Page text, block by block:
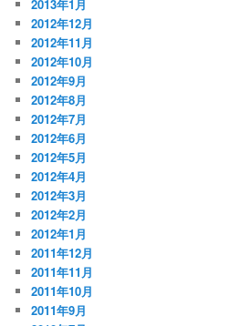
2013年1月
2012年12月
2012年11月
2012年10月
2012年9月
2012年8月
2012年7月
2012年6月
2012年5月
2012年4月
2012年3月
2012年2月
2012年1月
2011年12月
2011年11月
2011年10月
2011年9月